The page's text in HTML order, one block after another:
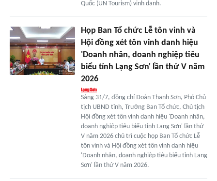
Quốc (UN Tourism) vinh danh.
Họp Ban Tổ chức Lễ tôn vinh và
Hội đồng xét tôn vinh danh hiệu
'Doanh nhân, doanh nghiệp tiêu
biểu tỉnh Lạng Sơn' lần thứ V năm
2026
Sáng 31/7, đồng chí Đoàn Thanh Sơn, Phó Chủ
tịch UBND tỉnh, Trưởng Ban Tổ chức, Chủ tịch
Hội đồng xét tôn vinh danh hiệu 'Doanh nhân,
doanh nghiệp tiêu biểu tỉnh Lạng Sơn' lần thứ
V năm 2026 chủ trì cuộc họp Ban Tổ chức Lễ
tôn vinh và Hội đồng xét tôn vinh danh hiệu
'Doanh nhân, doanh nghiệp tiêu biểu tỉnh Lạng
Sơn' lần thứ V năm 2026.